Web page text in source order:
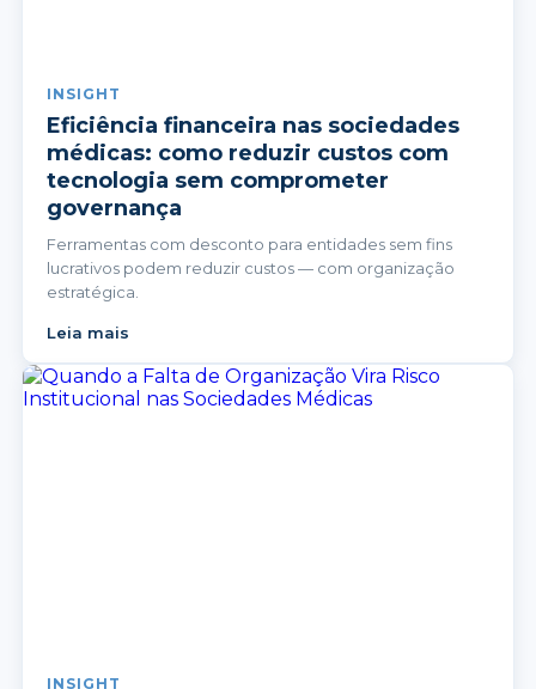
INSIGHT
Eficiência financeira nas sociedades
médicas: como reduzir custos com
tecnologia sem comprometer
governança
Ferramentas com desconto para entidades sem fins
lucrativos podem reduzir custos — com organização
estratégica.
Leia mais
INSIGHT